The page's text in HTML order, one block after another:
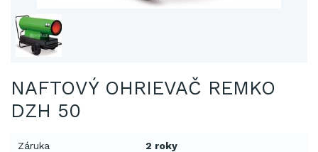
NAFTOVÝ OHRIEVAČ REMKO
DZH 50
Záruka 2 roky